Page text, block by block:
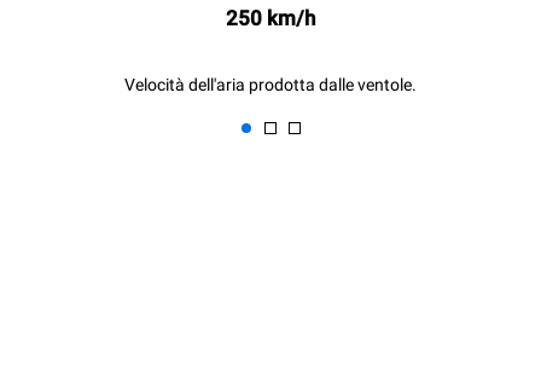
250 km/h
Velocità dell'aria prodotta dalle ventole.